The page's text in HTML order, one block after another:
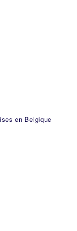
en Belgique